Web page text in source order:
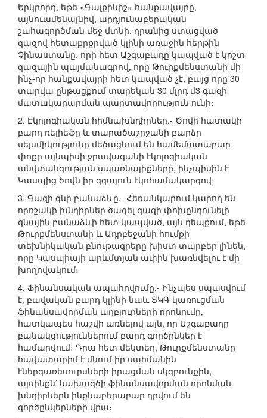
Երկրորդ, եթե «Գալքինիշ» հանքավայրը,
այնուամենայնիվ, արդյունաբերական
շահագործման մեջ մտնի, դրանից ստացված
գազով հետաքրքրված կլինի առաջին հերթին
Չինաստանը, որի հետ Աշգաբադը կապված է կոշտ
գազային պայմանագրով, որը Թուրքմենստանի մի
ինչ-որ հանքավայրի հետ կապված չէ, բայց որը 30
տարվա ընթացքում տարեկան 30 մլրդ մ3 գազի
մատակարարման պարտավորություն ունի։
2. Էկոլոգիական հիմնախնդիրներ.- Ծովի հատակի
բարդ ռելիեֆը և տարածաշրջանի բարձր
սեյսմիկությունը մեծացնում են համեմատաբար
փոքր այնպիսի ջրավազանի էկոլոգիական
անվտանգության սպառնալիքները, ինչպիսին է
Կասպից ծովն իր զգայուն էկոհամակարգով։
3. Գազի գնի բանաձևը.- Հեռանկարում կարող են
որոշակի խնդիրներ ծագել գազի փոխընդունելի
գնային բանաձևի հետ կապված, այն դեպքում, եթե
Թուրքմենստանի և Ադրբեջանի հումքի
տեխնիկական բնութագրերը խիստ տարբեր լինեն,
որը Կասպիայի արևմտյան ափին խառնվելու է մի
խողովակում։
4. Ֆինանսական ապահովումը.- Ինչպես սպասվում
է, բավական բարդ կլինի նաև ՏԿԳ կառուցման
ֆինանսավորման աղբյուրների որոնումը,
հատկապես հաշվի առնելով այն, որ Աշգաբադը
բանակցություններում բարդ գործընկեր է
համարվում։ Դրա հետ մեկտեղ, Թուրքմենստանը
հավատարիմ է մնում իր սահմանին
էներգառեսուրսների իրացման սկզբունքին,
այսինքն՝ նախագծի ֆինանսավորման որոնման
խնդիրներն ինքնաբերաբար դրվում են
գործընկերների վրա։